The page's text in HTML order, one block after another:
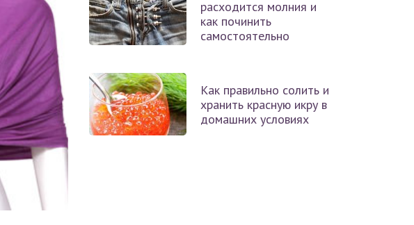
расходится молния и
как починить
самостоятельно
Как правильно солить и
хранить красную икру в
домашних условиях